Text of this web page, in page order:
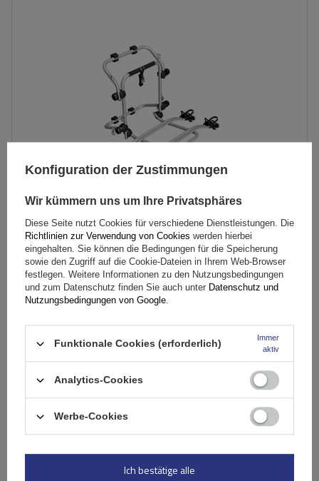
Peruzzo Firenze 2 E-Bike – Heckklappen-Fahrradträger
45 kg
kompatibel mit Elektrofahrrädern
Aluminiumkonstruktion
179,99 €inkl. MwSt
In den
Konfiguration der Zustimmungen
Wir kümmern uns um Ihre Privatsphäres
Diese Seite nutzt Cookies für verschiedene Dienstleistungen. Die
Richtlinien zur Verwendung von Cookies werden hierbei
eingehalten. Sie können die Bedingungen für die Speicherung
sowie den Zugriff auf die Cookie-Dateien in Ihrem Web-Browser
festlegen. Weitere Informationen zu den Nutzungsbedingungen
und zum Datenschutz finden Sie auch unter Datenschutz und
Nutzungsbedingungen von Google.
Funktionale Cookies (erforderlich)
Immer
aktiv
Analytics-Cookies
Werbe-Cookies
Ich bestätige alle